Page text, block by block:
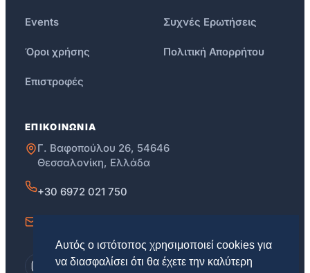
Αυτός ο ιστότοπος χρησιμοποιεί cookies για
να διασφαλίσει ότι θα έχετε την καλύτερη
Events Συχνές Ερωτήσεις
Όροι χρήσης Πολιτική Απορρήτου
Επιστροφές
ΕΠΙΚΟΙΝΩΝΙΑ
Γ. Βαφοπούλου 26, 54646
Θεσσαλονίκη, Ελλάδα
+30 6972 021 750